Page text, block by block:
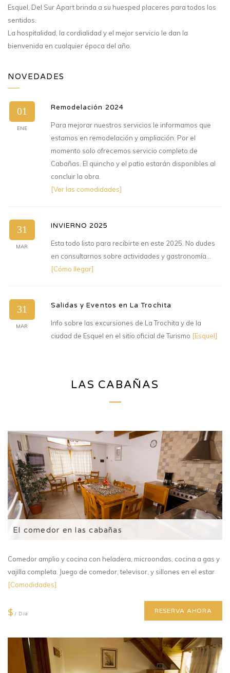
Esquel, Del Sur Apart brinda a su huesped placeres para todos los
sentidos.
La hospitalidad, la cordialidad y el mejor servicio le dan la
bienvenida en cualquier época del año.
NOVEDADES
01
ENE
Remodelación 2024
Para mejorar nuestros servicios le informamos que
estamos en remodelación y ampliación. Por el
momento solo ofrecemos servicio completo de
Cabañas. El quincho y el patio estarán disponibles al
concluir la obra.
[Ver las comodidades]
31
MAR
INVIERNO 2025
Esta todo listo para recibirte en este 2025. No dudes
en consultarnos sobre actividades y gastronomía...
[Cómo llegar]
31
MAR
Salidas y Eventos en La Trochita
Info sobre las excursiones de La Trochita y de la
ciudad de Esquel en el sitio oficial de Turismo [Esquel]
LAS CABAÑAS
El comedor en las cabañas
Comedor amplio y cocina con heladera, microondas, cocina a gas y
vajilla completa. Juego de comedor, televisor, y sillones en el estar
[Comodidades]
$ / Día RESERVA AHORA